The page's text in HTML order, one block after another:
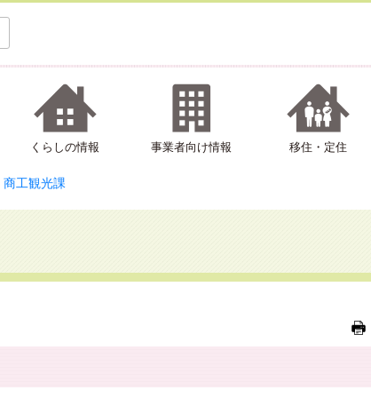
くらしの情報 事業者向け情報 移住・定住
商工観光課